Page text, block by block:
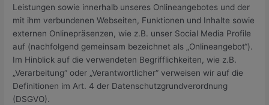
Leistungen sowie innerhalb unseres Onlineangebotes und der
mit ihm verbundenen Webseiten, Funktionen und Inhalte sowie
externen Onlinepräsenzen, wie z.B. unser Social Media Profile
auf (nachfolgend gemeinsam bezeichnet als „Onlineangebot“).
Im Hinblick auf die verwendeten Begrifflichkeiten, wie z.B.
„Verarbeitung“ oder „Verantwortlicher“ verweisen wir auf die
Definitionen im Art. 4 der Datenschutzgrundverordnung
(DSGVO).